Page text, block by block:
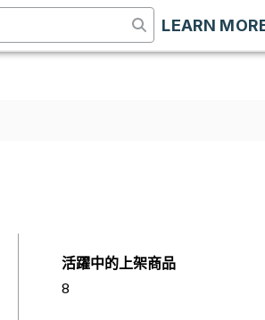
LEARN
活躍中的上架商品
8